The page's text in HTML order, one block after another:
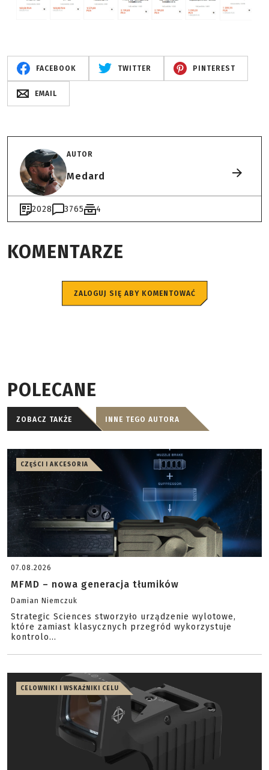
FACEBOOK TWITTER PINTEREST
EMAIL
AUTOR
Medard
2028 3765 4
KOMENTARZE
ZALOGUJ SIĘ ABY KOMENTOWAĆ
POLECANE
ZOBACZ TAKŻE INNE TEGO AUTORA
CZĘŚCI I AKCESORIA
07.08.2026
MFMD – nowa generacja tłumików
Damian Niemczuk
Strategic Sciences stworzyło urządzenie wylotowe,
które zamiast klasycznych przegród wykorzystuje
kontrolo...
CELOWNIKI I WSKAŹNIKI CELU